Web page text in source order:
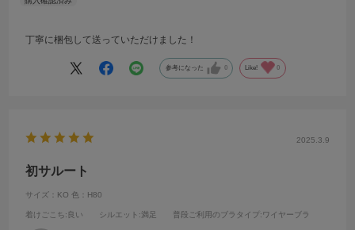
丁寧に梱包して送っていただけました！
参考になった 0 Like! 0
2025.3.9
初サルート
サイズ：KO 色：H80
着けごこち:良い シルエット :満足 普段ご利用のブラタイプ :ワイヤーブラ